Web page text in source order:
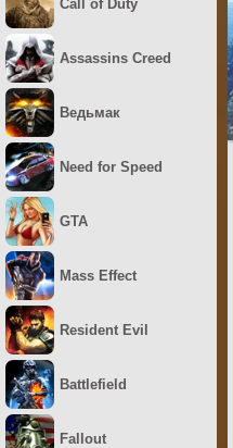
Call of Duty
Assassins Creed
Ведьмак
Need for Speed
GTA
Mass Effect
Resident Evil
Battlefield
Fallout